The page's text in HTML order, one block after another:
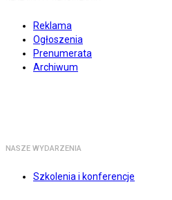
Reklama
Ogłoszenia
Prenumerata
Archiwum
NASZE WYDARZENIA
Szkolenia i konferencje